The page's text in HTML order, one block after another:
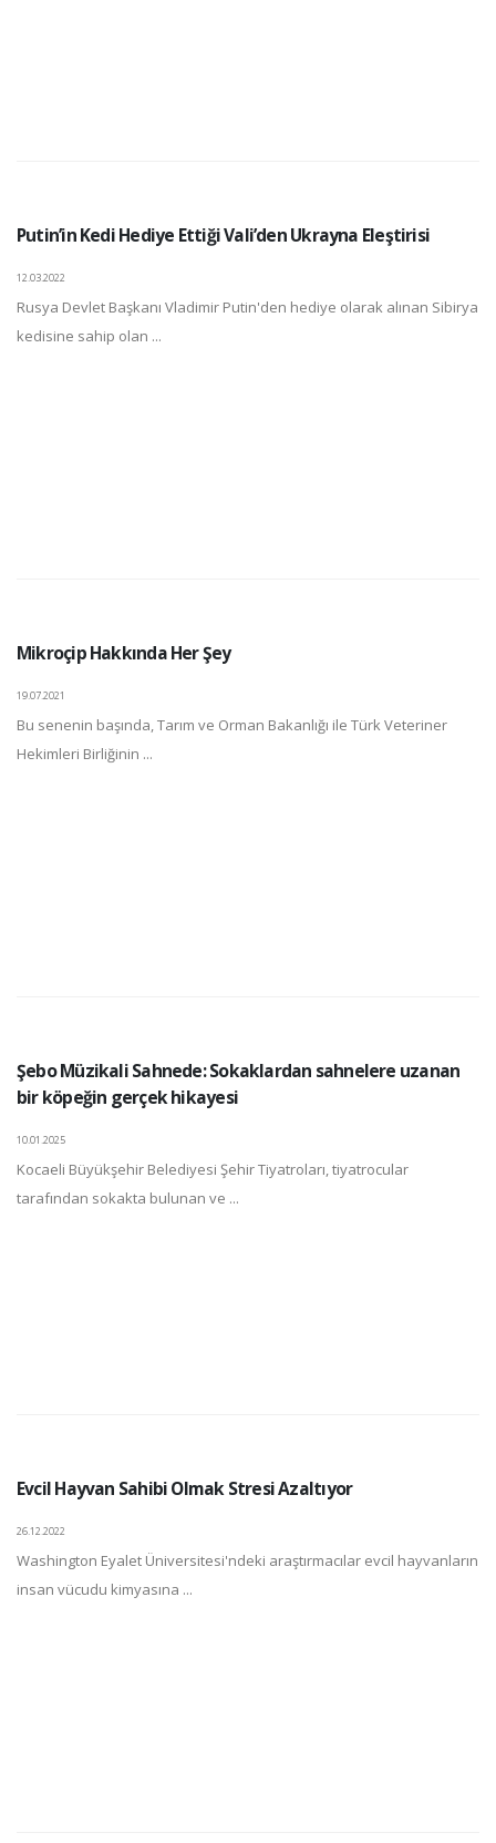
Putin’in Kedi Hediye Ettiği Vali’den Ukrayna Eleştirisi
12.03.2022
Rusya Devlet Başkanı Vladimir Putin'den hediye olarak alınan Sibirya
kedisine sahip olan ...
Mikroçip Hakkında Her Şey
19.07.2021
Bu senenin başında, Tarım ve Orman Bakanlığı ile Türk Veteriner
Hekimleri Birliğinin ...
Şebo Müzikali Sahnede: Sokaklardan sahnelere uzanan
bir köpeğin gerçek hikayesi
10.01.2025
Kocaeli Büyükşehir Belediyesi Şehir Tiyatroları, tiyatrocular
tarafından sokakta bulunan ve ...
Evcil Hayvan Sahibi Olmak Stresi Azaltıyor
26.12.2022
Washington Eyalet Üniversitesi'ndeki araştırmacılar evcil hayvanların
insan vücudu kimyasına ...